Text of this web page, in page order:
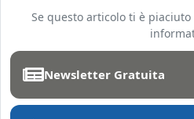
Se questo articolo ti è
Newsletter Gratuita